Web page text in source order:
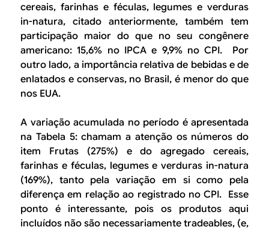
cereais, farinhas e féculas, legumes e verduras
in-natura, citado anteriormente, também tem
participação maior do que no seu congênere
americano: 15,6% no IPCA e 9,9% no CPI. Por
outro lado, a importância relativa de bebidas e de
enlatados e conservas, no Brasil, é menor do que
nos EUA.
A variação acumulada no período é apresentada
na Tabela 5: chamam a atenção os números do
item Frutas(275%) e do agregado cereais,
farinhas e féculas, legumes e verduras in-natura
(169%), tanto pela variação em si como pela
diferença em relação ao registrado no CPI. Esse
ponto é interessante, pois os produtos aqui
incluídos não são necessariamente tradeables, (e,